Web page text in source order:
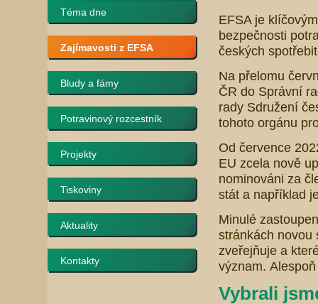
Téma dne
Zajímavosti z EFSA
Bludy a fámy
Potravinový rozcestník
Projekty
Tiskoviny
Aktuality
Kontakty
EFSA je
bezpečnosti
českých
Na přelomu
ČR do Správní
rady Sdružení
tohoto orgánu
Od července
EU zcela nově
nominováni za
stát a například
Minulé
stránkách novou
zveřejňuje a
význam.
Vybrali